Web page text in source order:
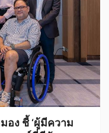
อง ชี้ ‘ผู้มีความ